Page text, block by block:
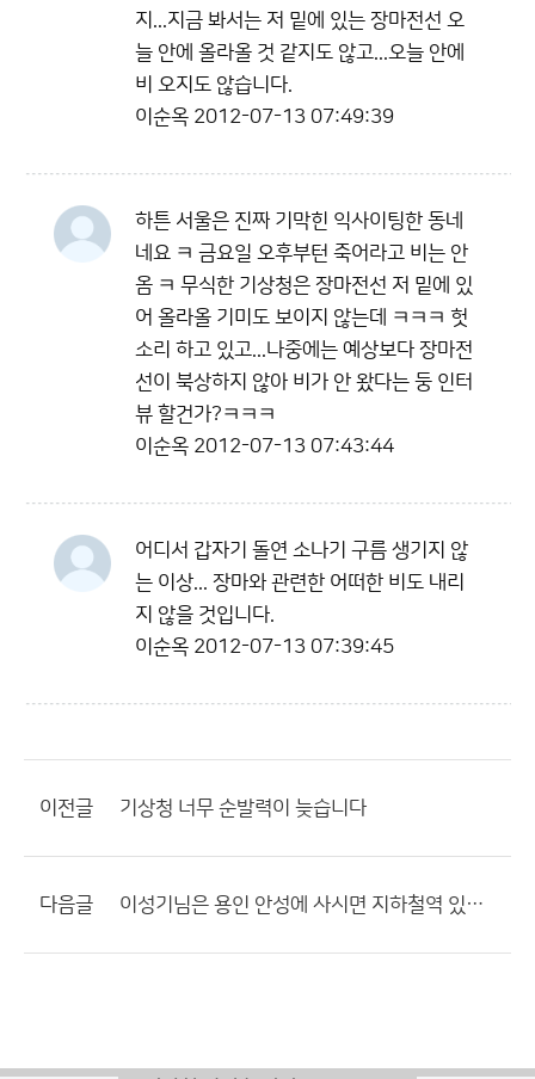
지...지금 봐서는 저 밑에 있는 장마전선 오
늘 안에 올라올 것 같지도 않고...오늘 안에
비 오지도 않습니다.
이순옥 2012-07-13 07:49:39
하튼 서울은 진짜 기막힌 익사이팅한 동네
네요 ㅋ 금요일 오후부턴 죽어라고 비는 안
옴 ㅋ 무식한 기상청은 장마전선 저 밑에 있
어 올라올 기미도 보이지 않는데 ㅋㅋㅋ 헛
소리 하고 있고...나중에는 예상보다 장마전
선이 북상하지 않아 비가 안 왔다는 둥 인터
뷰 할건가?ㅋㅋㅋ
이순옥 2012-07-13 07:43:44
어디서 갑자기 돌연 소나기 구름 생기지 않
는 이상... 장마와 관련한 어떠한 비도 내리
지 않을 것입니다.
이순옥 2012-07-13 07:39:45
이전글 기상청 너무 순발력이 늦습니다
다음글 이성기님은 용인 안성에 사시면 지하철역 있습니까?